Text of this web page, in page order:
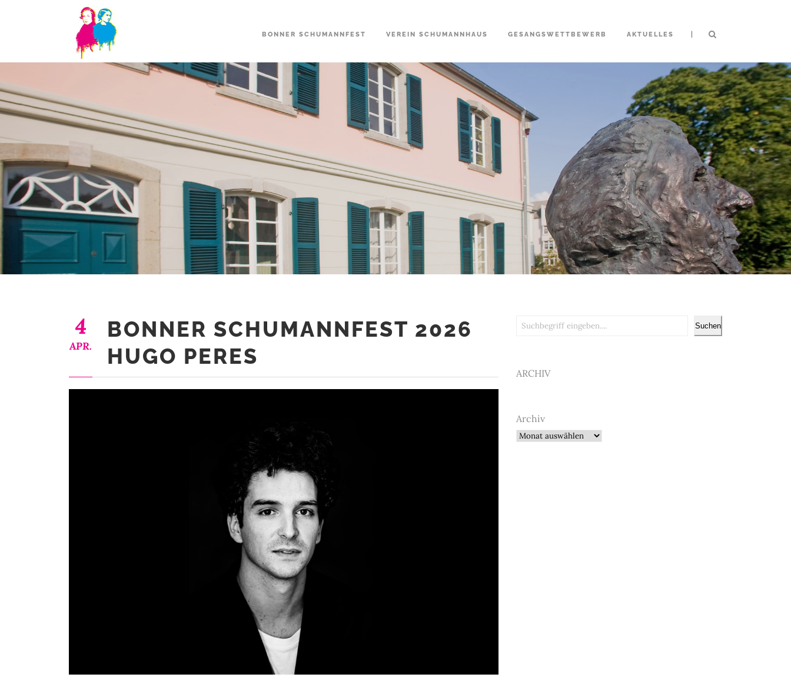
BONNER SCHUMANNFEST VEREIN SCHUMANNHAUS GESANGSWETTBEWERB AKTUELLES |
4
APR.
BONNER SCHUMANNFEST 2026
HUGO PERES
Suchen Suchen
ARCHIV
Archiv